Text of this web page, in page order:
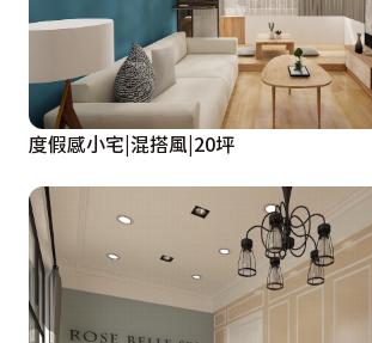
度假感小宅|混搭風|20坪